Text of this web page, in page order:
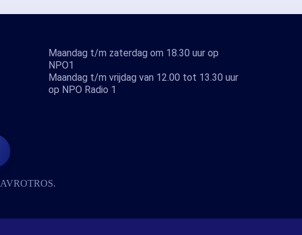
Maandag t/m zaterdag om 18.30 uur op
NPO1
Maandag t/m vrijdag van 12.00 tot 13.30 uur
op NPO Radio 1
AVROTROS.